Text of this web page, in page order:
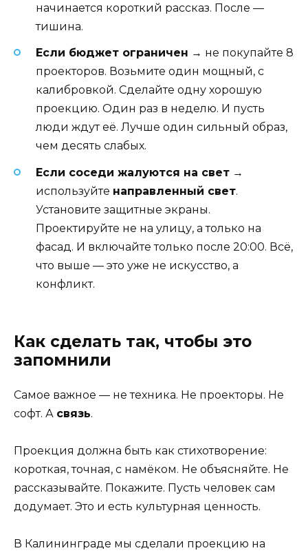
начинается короткий рассказ. После —
тишина.
Если бюджет ограничен → не покупайте 8
проекторов. Возьмите один мощный, с
калибровкой. Сделайте одну хорошую
проекцию. Один раз в неделю. И пусть
люди ждут её. Лучше один сильный образ,
чем десять слабых.
Если соседи жалуются на свет →
используйте направленный свет.
Установите защитные экраны.
Проектируйте не на улицу, а только на
фасад. И включайте только после 20:00. Всё,
что выше — это уже не искусство, а
конфликт.
Как сделать так, чтобы это
запомнили
Самое важное — не техника. Не проекторы. Не
софт. А связь.
Проекция должна быть как стихотворение:
короткая, точная, с намёком. Не объясняйте. Не
рассказывайте. Покажите. Пусть человек сам
додумает. Это и есть культурная ценность.
В Калининграде мы сделали проекцию на